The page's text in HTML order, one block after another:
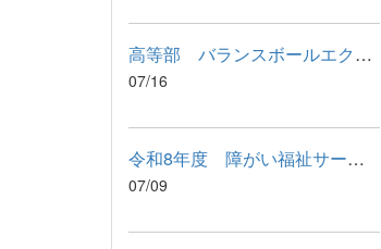
高等部 バランスボールエクササイズ
07/16
令和8年度 障がい福祉サービス利用に関わる説明会が行われました
07/09